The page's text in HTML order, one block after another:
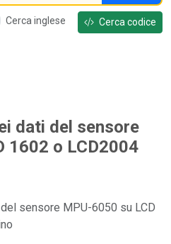
Cerca inglese Cerca codice
dati del sensore
1602 o LCD2004
sensore MPU-6050 su LCD